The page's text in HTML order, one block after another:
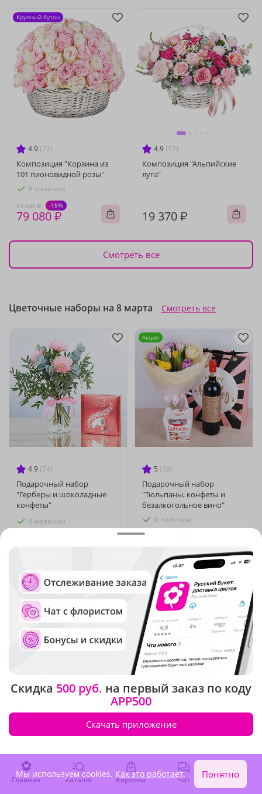
4.9 (72)
Композиция "Корзина из
101 пионовидной розы"
В наличии
93 040 ₽ -15%
79 080 ₽
Крупный бутон
4.9 (97)
Композиция "Альпийские
луга"
19 370 ₽
Смотреть все
Цветочные наборы на 8 марта Смотреть все
4.9 (74)
Подарочный набор
"Герберы и шоколадные
конфеты"
В наличии
4 960 ₽
5 (26)
Подарочный набор
"Тюльпаны, конфеты и
безалкогольное вино"
В наличии
10 730 ₽
8 580 ₽
Акция
5(1887)
Подарочный набор "Аромат
Прованса с конфетами и
В наличии
4.9(256)
Композиция "Мисс
очарование с тортом"
В наличии
Главная Каталог Корзина Чат Войти
Скидка 500 руб. на первый заказ по коду
APP500
Скачать приложение
Мы используем cookies. Как это работает. Понятно